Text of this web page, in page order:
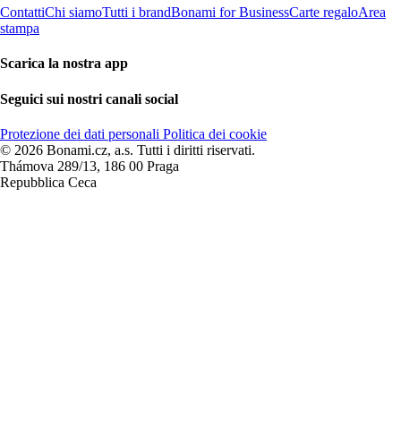
ContattiChi siamoTutti i brandBonami for BusinessCarte regaloArea
stampa
Scarica la nostra app
Seguici sui nostri canali social
Protezione dei dati personali Politica dei cookie
© 2026 Bonami.cz, a.s. Tutti i diritti riservati.
Thámova 289/13, 186 00 Praga
Repubblica Ceca